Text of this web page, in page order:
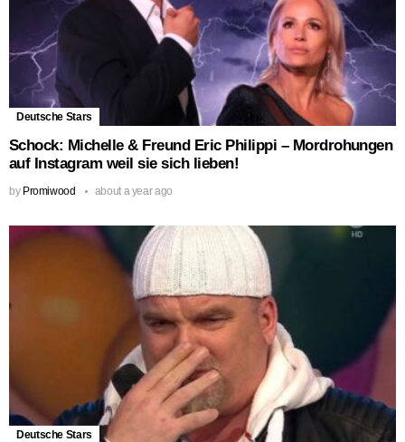
Deutsche Stars
Schock: Michelle & Freund Eric Philippi – Mordrohungen
auf Instagram weil sie sich lieben!
by Promiwood about a year ago
Deutsche Stars